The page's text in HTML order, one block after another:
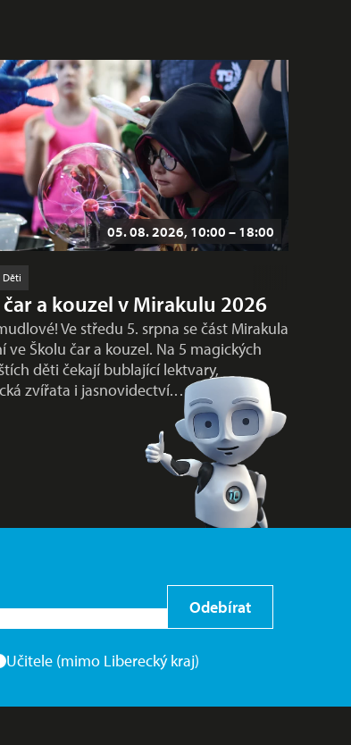
05. 08. 2026, 10:00 – 18:00
Děti
čar a kouzel v Mirakulu 2026
Ve středu 5. srpna se část Mirakula
ve Školu čar a kouzel. Na 5 magických
děti čekají bublající lektvary,
zvířata i jasnovidectví.…
Odebírat
Učitele (mimo Liberecký kraj)